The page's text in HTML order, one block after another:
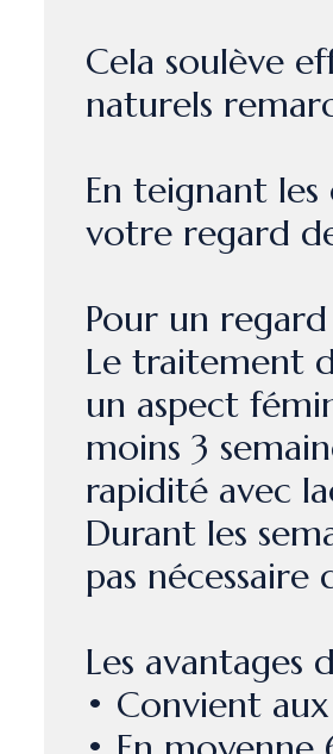
Cela soulève
naturels
En teignant
votre regard
Pour un
Le traitement
un aspect
moins 3
rapidité avec
Durant les
pas
Les avantages
• Convient